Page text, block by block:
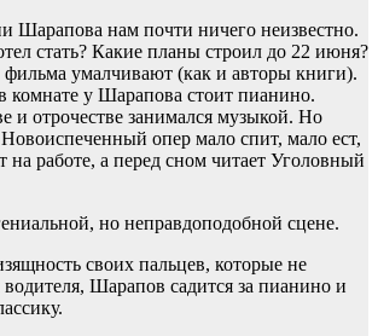
Шарапова нам почти ничего неизвестно.
стать? Какие планы строил до 22 июня?
фильма умалчивают (как и авторы книги).
комнате у Шарапова стоит пианино.
и отрочестве занимался музыкой. Но
опер мало спит, мало ест,
на работе, а перед сном читает Уголовный
но неправдоподобной сцене.
своих пальцев, которые не
Шарапов садится за пианино и